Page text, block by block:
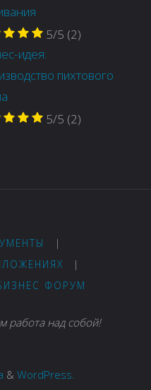
5/5 (2)
идея:
пихтового
5/5 (2)
|
|
ФОРУМ
работа над собой!
& WordPress.